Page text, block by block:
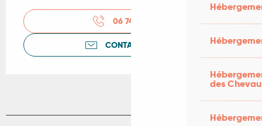
des
06 74 76 13
CONTACTEZ-NOUS